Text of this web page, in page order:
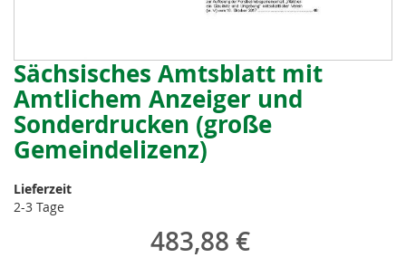
Sächsisches Amtsblatt mit
Amtlichem Anzeiger und
Sonderdrucken (große
Gemeindelizenz)
Lieferzeit
2-3 Tage
483,88 €
Zum
Anfang
der
Bildergalerie
springen